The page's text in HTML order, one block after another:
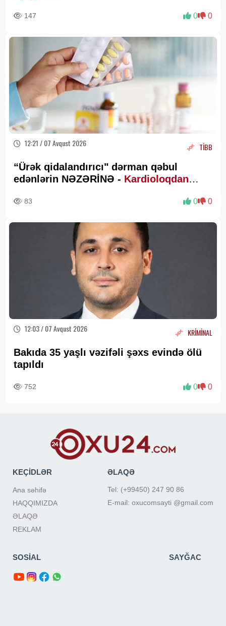
147 0 0
12:21 / 07 Avqust 2026 TİBB
“Ürək qidalandırıcı" dərman qəbul
edənlərin NƏZƏRİNƏ - Kardioloqdan
83 0 0
12:03 / 07 Avqust 2026 KRİMİNAL
Bakıda 35 yaşlı vəzifəli şəxs evində ölü
tapıldı
752 0 0
KEÇİDLƏR
Ana səhifə
HAQQIMIZDA
ƏLAQƏ
REKLAM
ƏLAQƏ
Tel: (+99450) 247 90 86
E-mail: oxucomsayti @gmail.com
SOSİAL SAYĞAC